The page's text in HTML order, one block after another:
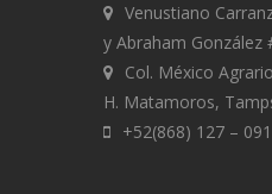
Venustiano
y Abraham González
Col. México
H. Matamoros,
+52(868) 127 –